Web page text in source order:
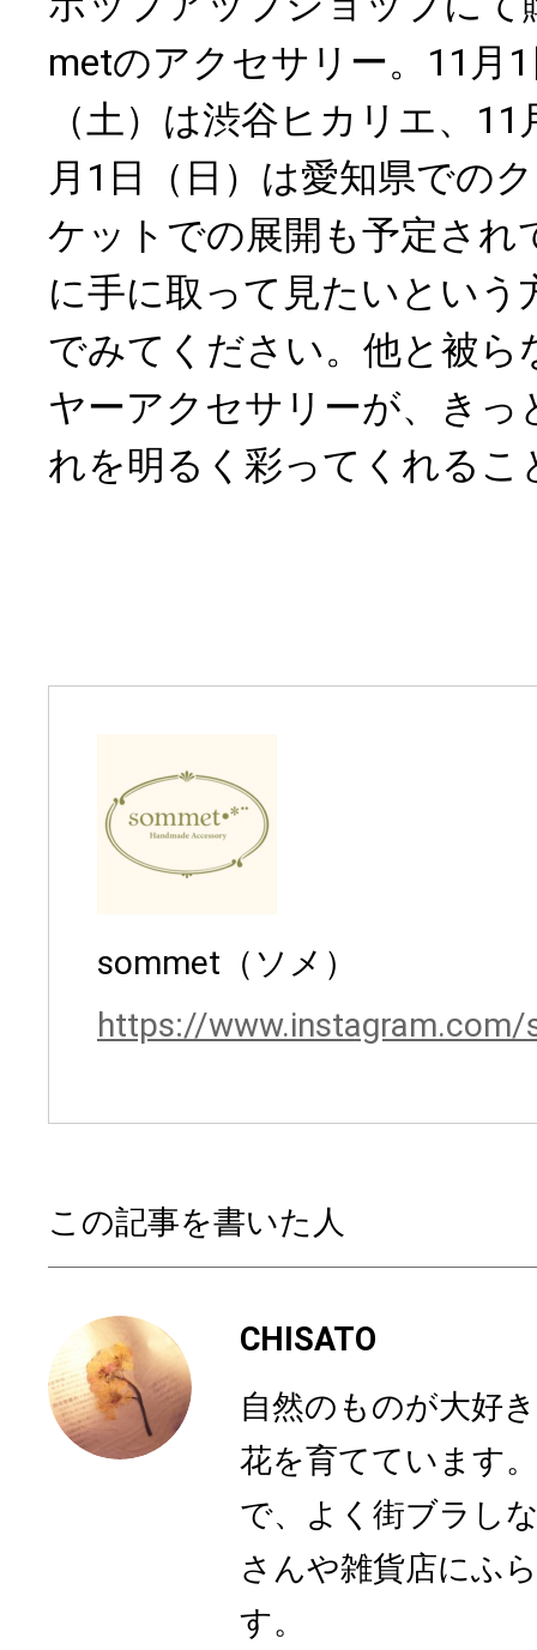
metのアクセサリー。11月
（土）は渋谷ヒカリエ、
月1日（日）は愛知県での
ケットでの展開も予定され
に手に取って見たいという
でみてください。他と被ら
ヤーアクセサリーが、きっ
れを明るく彩ってくれるこ
sommet（ソメ）
https://
この記事を書いた人
CHISATO
自然のものが大好
花を育てています
で、よく街ブラし
さんや雑貨店にふ
す。